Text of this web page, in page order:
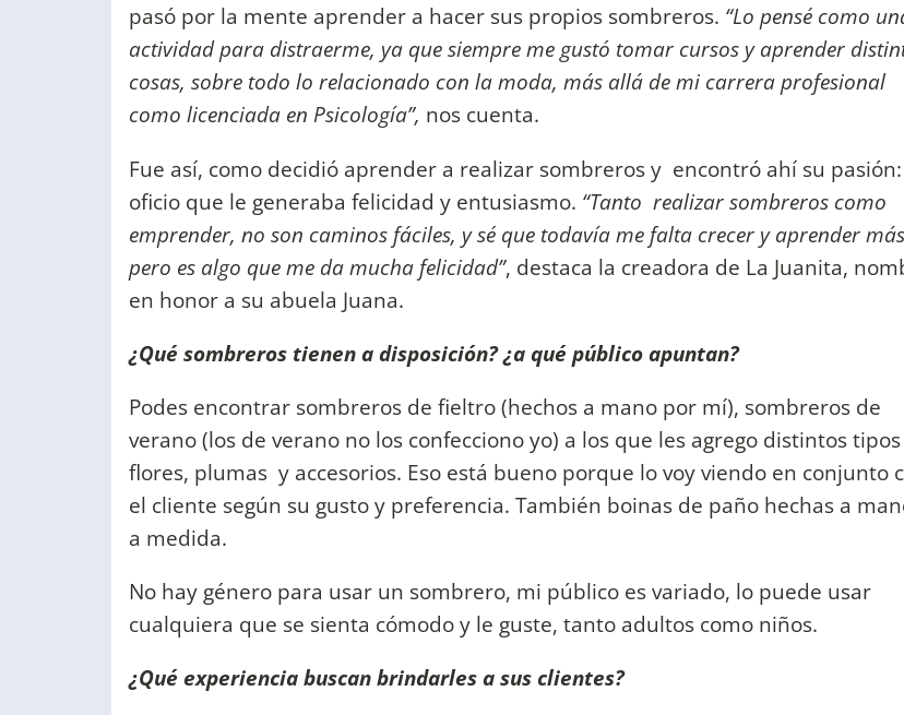
pasó por la mente aprender a hacer sus propios sombreros. “Lo pensé como
actividad para distraerme, ya que siempre me gustó tomar cursos y aprender
cosas, sobre todo lo relacionado con la moda, más allá de mi carrera profesional
como licenciada en Psicología”, nos cuenta.
Fue así, como decidió aprender a realizar sombreros y encontró ahí su
oficio que le generaba felicidad y entusiasmo. “Tanto realizar sombreros como
emprender, no son caminos fáciles, y sé que todavía me falta crecer y aprender
pero es algo que me da mucha felicidad”, destaca la creadora de La Juanita,
en honor a su abuela Juana.
¿Qué sombreros tienen a disposición? ¿a qué público apuntan?
Podes encontrar sombreros de fieltro (hechos a mano por mí), sombreros de
verano (los de verano no los confecciono yo) a los que les agrego distintos
flores, plumas y accesorios. Eso está bueno porque lo voy viendo en conjunto
el cliente según su gusto y preferencia. También boinas de paño hechas a
a medida.
No hay género para usar un sombrero, mi público es variado, lo puede usar
cualquiera que se sienta cómodo y le guste, tanto adultos como niños.
¿Qué experiencia buscan brindarles a sus clientes?